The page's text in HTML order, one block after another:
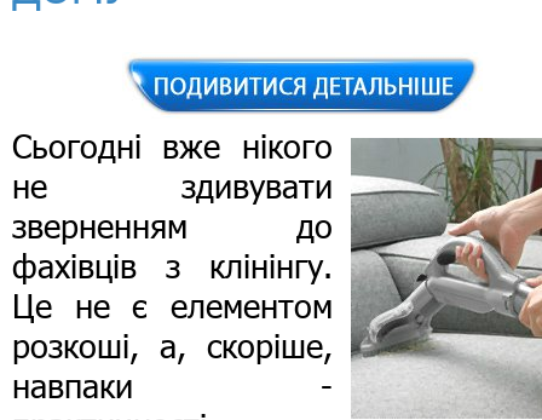
Сьогодні вже нікого
не здивувати
зверненням до
фахівців з клінінгу.
Це не є елементом
розкоші, а, скоріше,
навпаки -